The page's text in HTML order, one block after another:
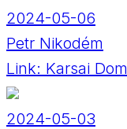
2024-05-06
Petr Nikodém
Link: Karsai Dom
2024-05-03